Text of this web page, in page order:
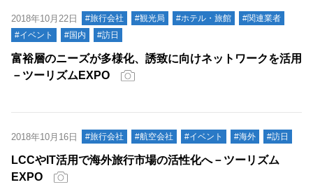
2018年10月22日 #旅行会社 #観光局 #ホテル・旅館
#関連業者
#イベント
#国内 #訪日
富裕層のニーズが多様化、誘致に向けネットワークを活用
－ツーリズムEXPO
2018年10月16日 #旅行会社 #航空会社 #イベント #海外 #訪日
LCCやIT活用で海外旅行市場の活性化へ－ツーリズム
EXPO